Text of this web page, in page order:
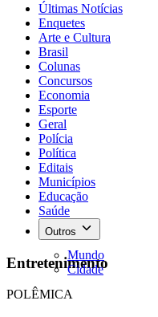
Últimas Notícias
Enquetes
Arte e Cultura
Brasil
Colunas
Concursos
Economia
Esporte
Geral
Polícia
Política
Editais
Municípios
Educação
Saúde
Outros
Mundo
Cidade
Entretenimento
POLÊMICA